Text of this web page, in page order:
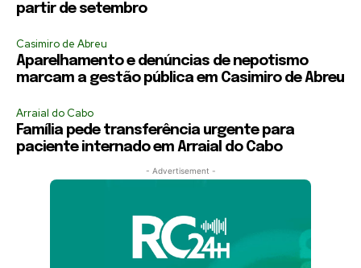
partir de setembro
Casimiro de Abreu
Aparelhamento e denúncias de nepotismo
marcam a gestão pública em Casimiro de Abreu
Arraial do Cabo
Família pede transferência urgente para
paciente internado em Arraial do Cabo
- Advertisement -